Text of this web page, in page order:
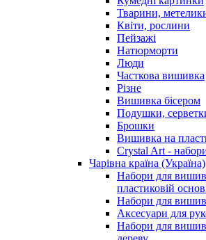
Тварини,
Квіти, рослини
Пейзажі
Натюрморти
Люди
Часткова вишивка
Різне
Вишивка бісером
Подушки,
Брошки
Вишивка на
Crystal Art -
Чарівна країна (Україна)
Набори для
пластиковій
Набори для
Аксесуари для
Набори для